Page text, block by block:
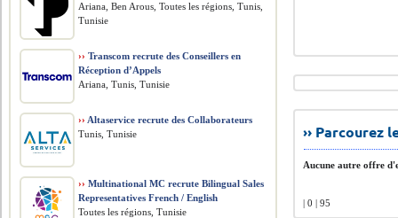
››
Aucune autre offre
| 0 | 95
Ariana, Ben Arous, Toutes les régions, Tunis,
Tunisie
›› Transcom recrute des Conseillers en
Réception d’Appels
Ariana, Tunis, Tunisie
›› Altaservice recrute des Collaborateurs
Tunis, Tunisie
›› Multinational MC recrute Bilingual Sales
Representatives French / English
Toutes les régions, Tunisie